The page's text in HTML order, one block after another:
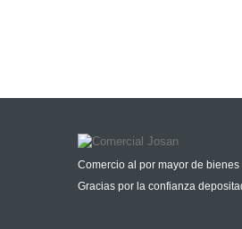
Comercio al por mayor de
Gracias por la confianza